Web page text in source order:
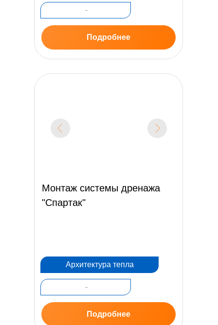
-
Архитектура тепла
Монтаж системы дренажа
"Спартак"
Подробнее
-
Подробнее